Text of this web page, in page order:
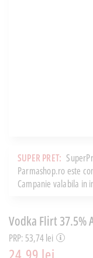
SUPER PRET:
Parmashop.ro este
Campanie valabila in
Vodka Flirt 37.5%
PRP: 53,74 lei